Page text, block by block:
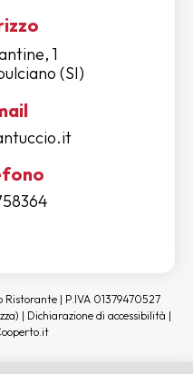
1
(SI)
| P.IVA 01379470527
| Dichiarazione di accessibilità |